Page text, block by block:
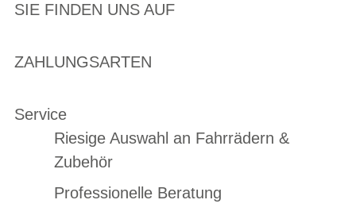
SIE FINDEN UNS AUF
ZAHLUNGSARTEN
Service
Riesige Auswahl an Fahrrädern &
Zubehör
Professionelle Beratung